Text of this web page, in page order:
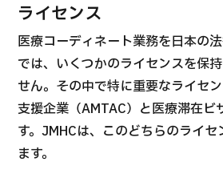
ライセンス
医療コーディネート業務を日本の
では、いくつかのライセンスを保
せん。その中で特に重要なライセ
支援企業（AMTAC）と医療滞在ビ
す。JMHCは、このどちらのライセ
ます。